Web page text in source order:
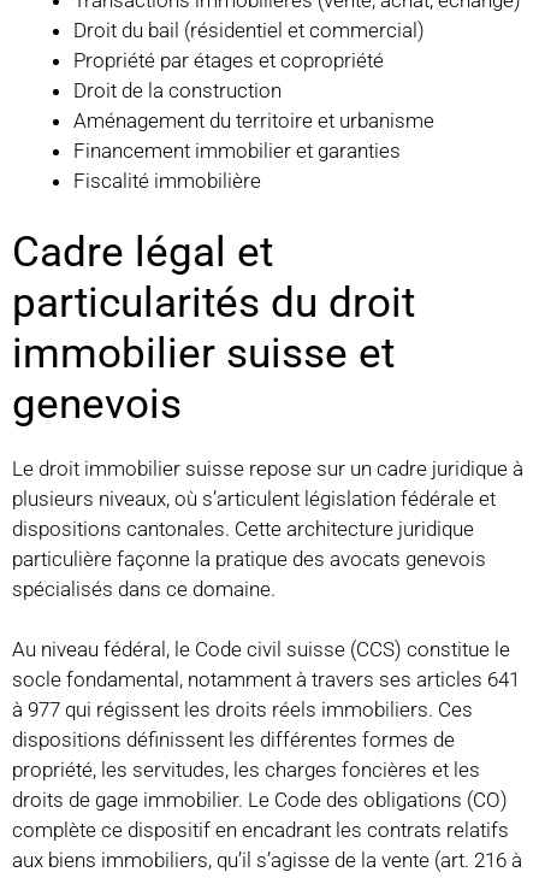
Droit du bail (résidentiel et commercial)
Propriété par étages et copropriété
Droit de la construction
Aménagement du territoire et urbanisme
Financement immobilier et garanties
Fiscalité immobilière
Cadre légal et
particularités du droit
immobilier suisse et
genevois
Le droit immobilier suisse repose sur un cadre juridique à
plusieurs niveaux, où s’articulent législation fédérale et
dispositions cantonales. Cette architecture juridique
particulière façonne la pratique des avocats genevois
spécialisés dans ce domaine.
Au niveau fédéral, le Code civil suisse (CCS) constitue le
socle fondamental, notamment à travers ses articles 641
à 977 qui régissent les droits réels immobiliers. Ces
dispositions définissent les différentes formes de
propriété, les servitudes, les charges foncières et les
droits de gage immobilier. Le Code des obligations (CO)
complète ce dispositif en encadrant les contrats relatifs
aux biens immobiliers, qu’il s’agisse de la vente (art. 216 à